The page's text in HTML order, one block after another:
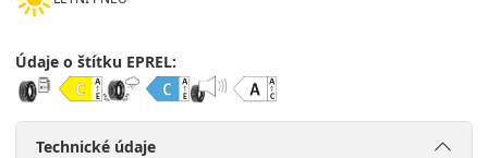
Údaje o štítku EPREL:
Technické údaje